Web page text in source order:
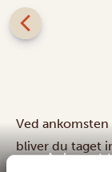
Ankomst
Ved
bliver du taget